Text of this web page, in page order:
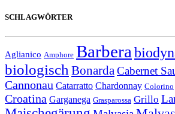
SCHLAGWÖRTER
Aglianico Amphore Barbera
biologisch Bonarda Cabernet
Cannonau Catarratto Chardonnay Colorino
Croatina Garganega Grasparossa Grillo